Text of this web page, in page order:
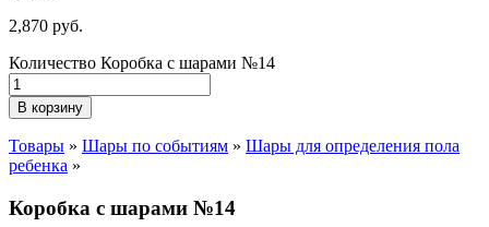
2,870 руб.
Количество Коробка с шарами №14
В корзину
Товары » Шары по событиям » Шары для определения пола
ребенка »
Коробка с шарами №14